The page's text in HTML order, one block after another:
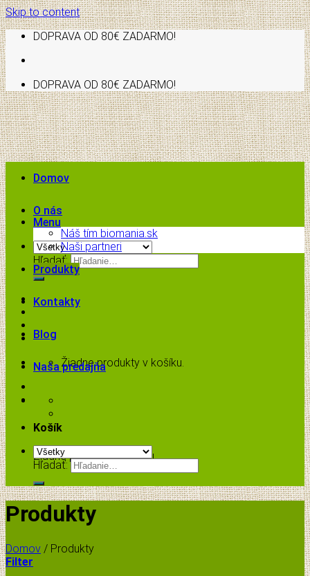
Skip to content
DOPRAVA OD 80€ ZADARMO!
DOPRAVA OD 80€ ZADARMO!
Menu
Hľadať:
Žiadne produkty v košíku.
Košík
Žiadne produkty v košíku.
Domov
O nás
Náš tím biomania.sk
Naši partneri
Produkty
Kontakty
Blog
Naša predajňa
Hľadať:
Produkty
Domov / Produkty
Filter